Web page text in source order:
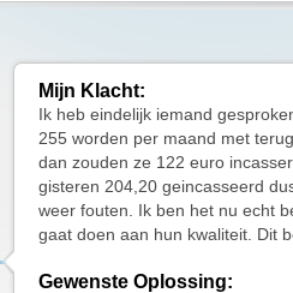
Mijn Klacht:
Ik heb eindelijk iemand
255 worden per maand met
dan zouden ze 122 euro
gisteren 204,20 geincasseerd
weer fouten. Ik ben het nu echt
gaat doen aan hun kwaliteit. Dit
Gewenste Oplossing: